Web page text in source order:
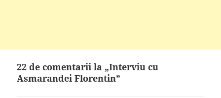
22 de comentarii la „Interviu cu
Asmarandei Florentin”